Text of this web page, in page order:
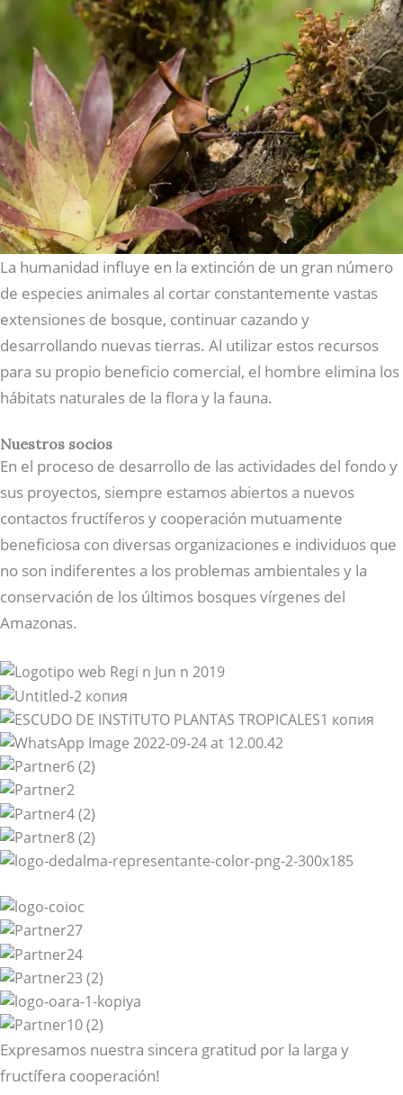
La humanidad influye en la extinción de un gran número
de especies animales al cortar constantemente vastas
extensiones de bosque, continuar cazando y
desarrollando nuevas tierras. Al utilizar estos recursos
para su propio beneficio comercial, el hombre elimina los
hábitats naturales de la flora y la fauna.
Nuestros socios
En el proceso de desarrollo de las actividades del fondo y
sus proyectos, siempre estamos abiertos a nuevos
contactos fructíferos y cooperación mutuamente
beneficiosa con diversas organizaciones e individuos que
no son indiferentes a los problemas ambientales y la
conservación de los últimos bosques vírgenes del
Amazonas.
Expresamos nuestra sincera gratitud por la larga y
fructífera cooperación!